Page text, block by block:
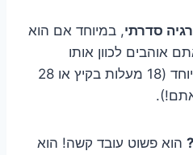
סדרתי, במיוחד אם הוא
אוהבים לכוון אותו
לטמפרטורות קיצוניות במיוחד (18 מעלות בקיץ או 28
הוא פשוט עובד קשה! הוא